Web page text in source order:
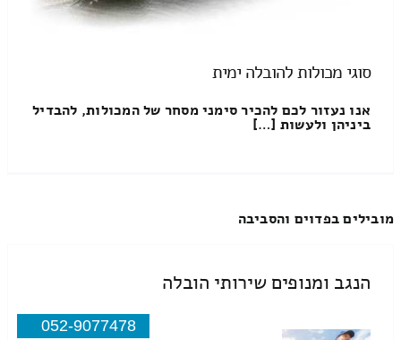
סוגי מכולות להובלה ימית
אנו נעזור לכם להכיר סימני מסחר של המכולות, להבדיל
ביניהן ולעשות […]
מובילים בפדוים והסביבה
הנגב ומנופים שירותי הובלה
052-9077478